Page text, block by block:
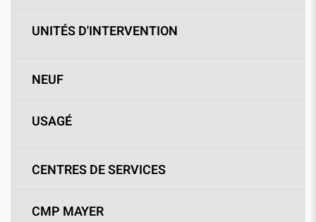
UNITÉS D'INTERVENTION
NEUF
USAGÉ
CENTRES DE SERVICES
CMP MAYER